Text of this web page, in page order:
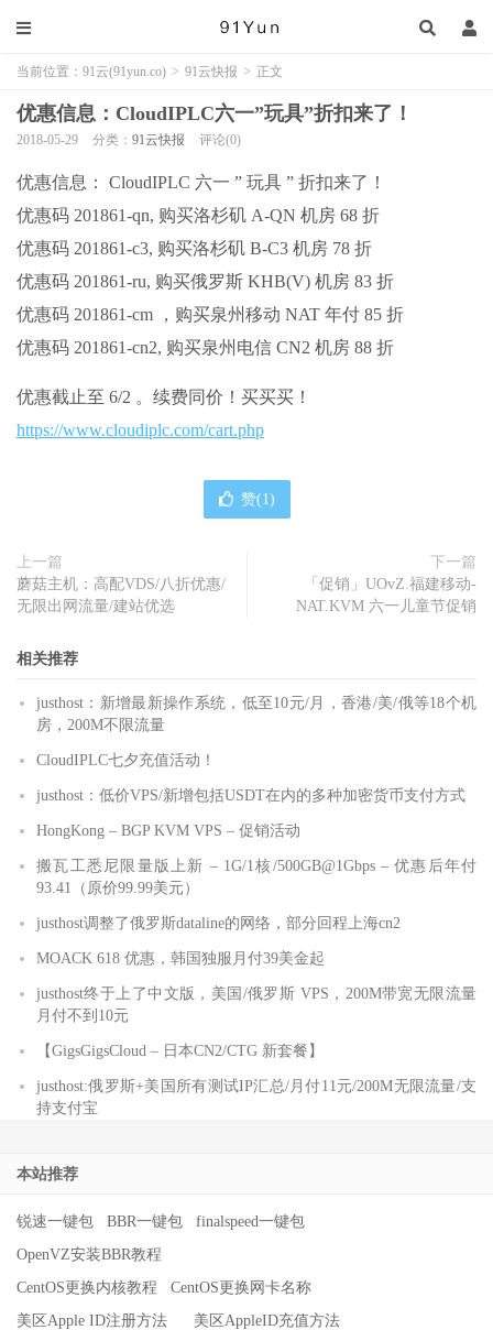
当前位置： 91云(91yun.co) > 91云快报 > 正文
优惠信息：CloudIPLC六一”玩具”折扣来了！
2018-05-29 分类： 91云快报 评论(0)
优惠信息： CloudIPLC 六一 ” 玩具 ” 折扣来了！
优惠码 201861-qn, 购买洛杉矶 A-QN 机房 68 折
优惠码 201861-c3, 购买洛杉矶 B-C3 机房 78 折
优惠码 201861-ru, 购买俄罗斯 KHB(V) 机房 83 折
优惠码 201861-cm ，购买泉州移动 NAT 年付 85 折
优惠码 201861-cn2, 购买泉州电信 CN2 机房 88 折
优惠截止至 6/2 。续费同价！买买买！
https://www.cloudiplc.com/cart.php
赞(1)
上一篇
蘑菇主机：高配VDS/八折优惠/
无限出网流量/建站优选
下一篇
「促销」UOvZ.福建移动-
NAT.KVM 六一儿童节促销
相关推荐
justhost：新增最新操作系统，低至10元/月，香港/美/俄等18个机
房，200M不限流量
CloudIPLC七夕充值活动！
justhost：低价VPS/新增包括USDT在内的多种加密货币支付方式
HongKong – BGP KVM VPS – 促销活动
搬瓦工悉尼限量版上新 – 1G/1核/500GB@1Gbps – 优惠后年付
93.41（原价99.99美元）
justhost调整了俄罗斯dataline的网络，部分回程上海cn2
MOACK 618 优惠，韩国独服月付39美金起
justhost终于上了中文版，美国/俄罗斯 VPS，200M带宽无限流量
月付不到10元
【GigsGigsCloud – 日本CN2/CTG 新套餐】
justhost:俄罗斯+美国所有测试IP汇总/月付11元/200M无限流量/支
持支付宝
本站推荐
锐速一键包 BBR一键包
finalspeed一键包
OpenVZ安装BBR教程
CentOS更换内核教程
CentOS更换网卡名称
美区Apple ID注册方法
美区AppleID充值方法